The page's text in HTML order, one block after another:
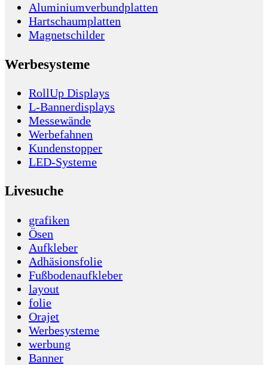
Aluminiumverbundplatten
Hartschaumplatten
Magnetschilder
Werbesysteme
RollUp Displays
L-Bannerdisplays
Messewände
Werbefahnen
Kundenstopper
LED-Systeme
Livesuche
grafiken
Ösen
Aufkleber
Adhäsionsfolie
Fußbodenaufkleber
layout
folie
Orajet
Werbesysteme
werbung
Banner